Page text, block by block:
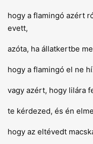
hogy a flamingó azért
evett,
azóta, ha állatkertbe
hogy a flamingó el ne
vagy azért, hogy lilára
te kérdezed, és én
hogy az eltévedt